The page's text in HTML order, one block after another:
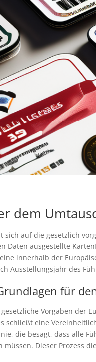
dem
sich auf die gesetzlich
Daten ausgestellte
innerhalb der
Ausstellungsjahr des
für
Vorgaben der
schließt eine
die besagt, dass alle
Dieser Prozess